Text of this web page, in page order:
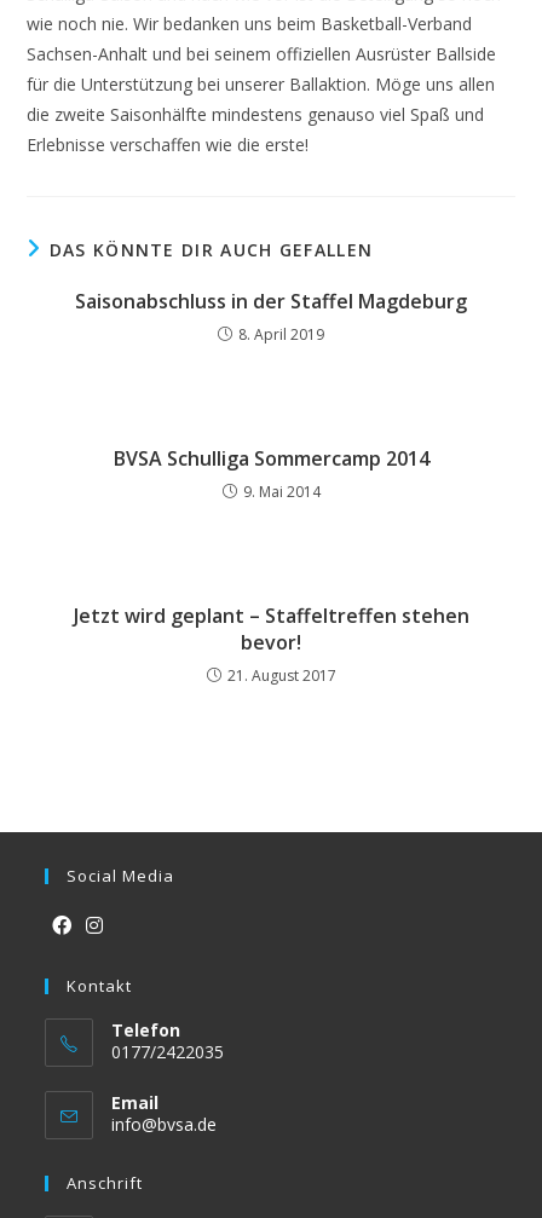
wie noch nie. Wir bedanken uns beim Basketball-Verband
Sachsen-Anhalt und bei seinem offiziellen Ausrüster Ballside
für die Unterstützung bei unserer Ballaktion. Möge uns allen
die zweite Saisonhälfte mindestens genauso viel Spaß und
Erlebnisse verschaffen wie die erste!
DAS KÖNNTE DIR AUCH GEFALLEN
Saisonabschluss in der Staffel Magdeburg
8. April 2019
BVSA Schulliga Sommercamp 2014
9. Mai 2014
Jetzt wird geplant – Staffeltreffen stehen
bevor!
21. August 2017
Social Media
a
new
in
a
new
Kontakt
Telefon
0177/2422035
Email
info@bvsa.de
Anschrift